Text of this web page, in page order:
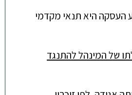
העסקה היא תנאי מקדמי
של המינהל להתנגד